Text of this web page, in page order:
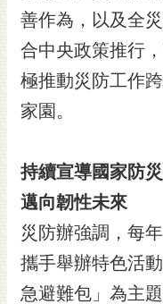
善作為，以及全
合中央政策推行
極推動災防工作
家園。
持續宣導國家防
邁向韌性未來
災防辦強調，每
攜手舉辦特色活
急避難包」為主